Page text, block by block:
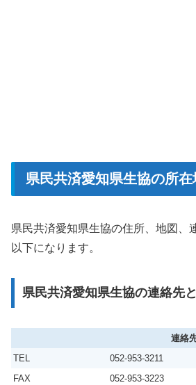
県民共済愛知県生協の所
県民共済愛知県生協の住所、地図、
以下になります。
県民共済愛知県生協の連絡先
連絡
TEL
052-953-3211
FAX
052-953-3223